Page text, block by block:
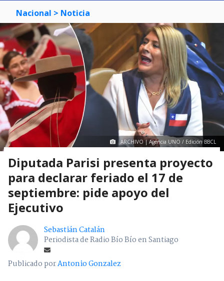
Nacional > Noticia
ARCHIVO | Agencia UNO / Edición BBCL
Diputada Parisi presenta proyecto
para declarar feriado el 17 de
septiembre: pide apoyo del
Ejecutivo
Sebastián Catalán
Periodista de Radio Bío Bío en Santiago
Publicado porAntonio Gonzalez